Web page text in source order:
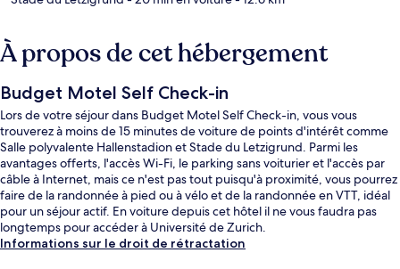
À propos de cet hébergement
Budget Motel Self Check-in
Lors de votre séjour dans Budget Motel Self Check-in, vous vous
trouverez à moins de 15 minutes de voiture de points d'intérêt comme
Salle polyvalente Hallenstadion et Stade du Letzigrund. Parmi les
avantages offerts, l'accès Wi-Fi, le parking sans voiturier et l'accès par
câble à Internet, mais ce n'est pas tout puisqu'à proximité, vous pourrez
faire de la randonnée à pied ou à vélo et de la randonnée en VTT, idéal
pour un séjour actif. En voiture depuis cet hôtel il ne vous faudra pas
longtemps pour accéder à Université de Zurich.
Informations sur le droit de rétractation